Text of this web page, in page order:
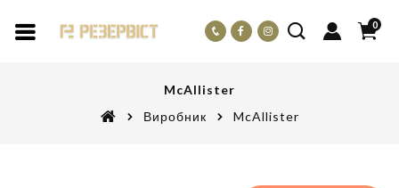
0
McAllister
Виробник
McAllister